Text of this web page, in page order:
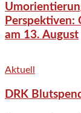
Perspektiven:
am 13. August
Aktuell
DRK